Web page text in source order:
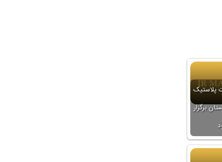
پلاستیک
برگزار